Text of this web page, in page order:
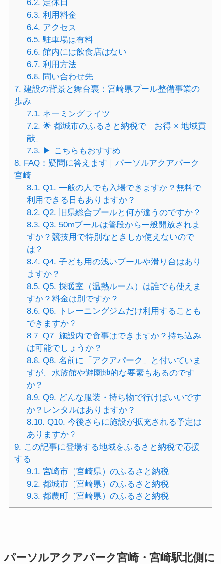
6.2. 定休日
6.3. 利用料金
6.4. アクセス
6.5. 駐車場は有料
6.6. 館内には飲食店はない
6.7. 利用方法
6.8. 問い合わせ先
7. 建設の背景と舞台裏：宮崎県プール整備事業の
歩み
7.1. ネーミングライツ
7.2. 🌟 都城市のふるさと納税で「お得 × 地域貢
献」
7.3. ▶ こちらもおすすめ
8. FAQ：疑問に答えます｜パーソルアクアパーク
宮崎
8.1. Q1. 一般の人でも入場できますか？無料で
利用できる日もありますか？
8.2. Q2. 旧県総合プールと何が違うのですか？
8.3. Q3. 50mプールは普段から一般開放されま
すか？競技用で特別なときしか使えないので
は？
8.4. Q4. 子ども用の浅いプールや滑り台はあり
ますか？
8.5. Q5. 採暖室（温熱ルーム）は誰でも使えま
すか？料金は別ですか？
8.6. Q6. トレーニングジムだけ利用することも
できますか？
8.7. Q7. 施設内で食事はできますか？持ち込み
は可能でしょうか？
8.8. Q8. 名前に「アクアパーク」と付いていま
すが、水族館や遊園地的な要素もあるのです
か？
8.9. Q9. どんな服装・持ち物で行けばいいです
か？レンタルはありますか？
8.10. Q10. 今後さらに施設が拡充される予定は
ありますか？
9. この記事に登場する地域をふるさと納税で応援
する
9.1. 宮崎市（宮崎県）のふるさと納税
9.2. 都城市（宮崎県）のふるさと納税
9.3. 都農町（宮崎県）のふるさと納税
パーソルアクアパーク宮崎・宮崎駅北側に